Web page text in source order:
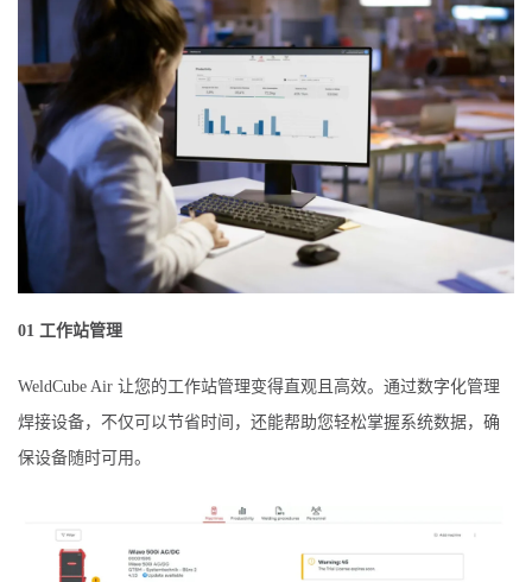
01 工作站管理
WeldCube Air 让您的工作站管理变得直观且高效。通过数字化管理
焊接设备，不仅可以节省时间，还能帮助您轻松掌握系统数据，确
保设备随时可用。